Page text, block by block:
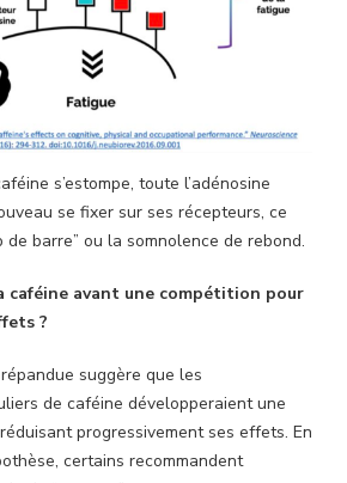
s’estompe, toute l’adénosine
se fixer sur ses récepteurs, ce
de barre” ou la somnolence de rebond.
avant une compétition pour
?
suggère que les
de caféine développeraient une
progressivement ses effets. En
certains recommandent